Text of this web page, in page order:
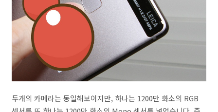
두개의 카메라는 동일해보이지만, 하나는 1200만 화소의 RGB